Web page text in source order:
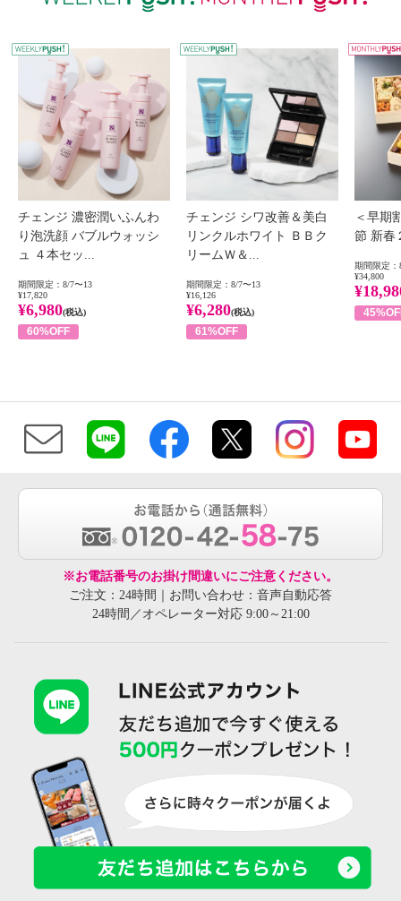
WEEKLY PUSH
チェンジ 濃密潤いふんわ
り泡洗顔 バブルウォッシ
ュ ４本セッ...
期間限定：8/7〜13
¥17,820
¥6,980(税込)
60%OFF
チェンジ シワ改善＆美白
リンクルホワイト ＢＢク
リームＷ＆...
期間限定：8/7〜13
¥16,126
¥6,280(税込)
61%OFF
＜早期
節 新春
期間限定：
¥34,800
※お電話番号のお掛け間違いにご注意ください。
ご注文：24時間｜お問い合わせ：音声自動応答
24時間／オペレーター対応 9:00～21:00